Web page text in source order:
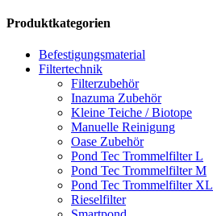
Produktkategorien
Befestigungsmaterial
Filtertechnik
Filterzubehör
Inazuma Zubehör
Kleine Teiche / Biotope
Manuelle Reinigung
Oase Zubehör
Pond Tec Trommelfilter L
Pond Tec Trommelfilter M
Pond Tec Trommelfilter XL
Rieselfilter